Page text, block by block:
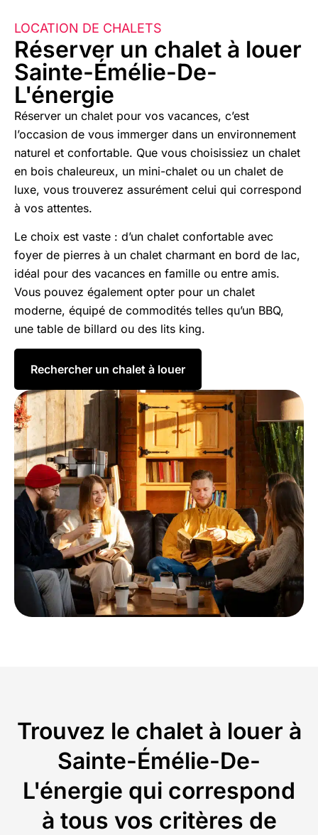
LOCATION DE CHALETS
Réserver un chalet à louer
Sainte-Émélie-De-
L'énergie
Réserver un chalet pour vos vacances, c’est
l’occasion de vous immerger dans un environnement
naturel et confortable. Que vous choisissiez un chalet
en bois chaleureux, un mini-chalet ou un chalet de
luxe, vous trouverez assurément celui qui correspond
à vos attentes.
Le choix est vaste : d’un chalet confortable avec
foyer de pierres à un chalet charmant en bord de lac,
idéal pour des vacances en famille ou entre amis.
Vous pouvez également opter pour un chalet
moderne, équipé de commodités telles qu’un BBQ,
une table de billard ou des lits king.
Rechercher un chalet à louer
Trouvez le chalet à louer à
Sainte-Émélie-De-
L'énergie qui correspond
à tous vos critères de